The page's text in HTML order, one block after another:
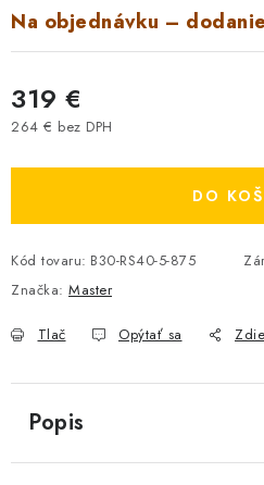
REFERENCIE
KONTAKTY
Zásady
Na objednávku –
319 €
264 € bez DPH
DO
Kód tovaru: B30-RS40-5-875
Značka: Master
Tlač Opýtať sa
Popis